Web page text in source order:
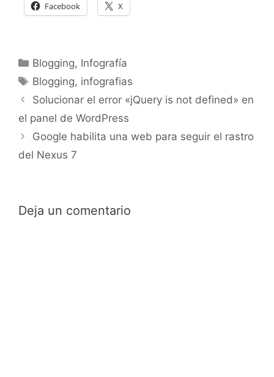
Facebook X
Categorías
Blogging, Infografía
Etiquetas
Blogging, infografias
Solucionar el error «jQuery is not defined» en
el panel de WordPress
Google habilita una web para seguir el rastro
del Nexus 7
Deja un comentario